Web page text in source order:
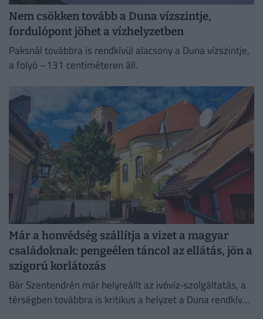
Nem csökken tovább a Duna vízszintje,
fordulópont jöhet a vízhelyzetben
Paksnál továbbra is rendkívül alacsony a Duna vízszintje,
a folyó –131 centiméteren áll.
Már a honvédség szállítja a vizet a magyar
családoknak: pengeélen táncol az ellátás, jön a
szigorú korlátozás
Bár Szentendrén már helyreállt az ivóvíz-szolgáltatás, a
térségben továbbra is kritikus a helyzet a Duna rendkívül